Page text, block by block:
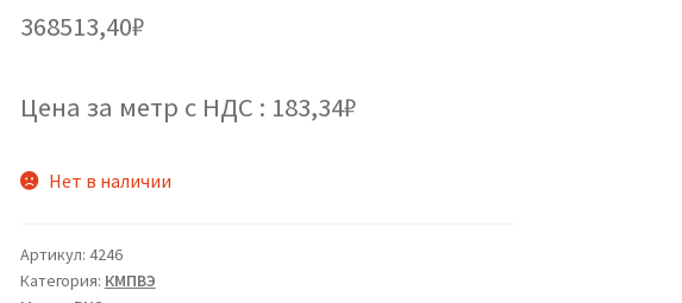
368513,40₽
Цена за метр с НДС : 183,34₽
Нет в наличии
Артикул: 4246
Категория: КМПВЭ